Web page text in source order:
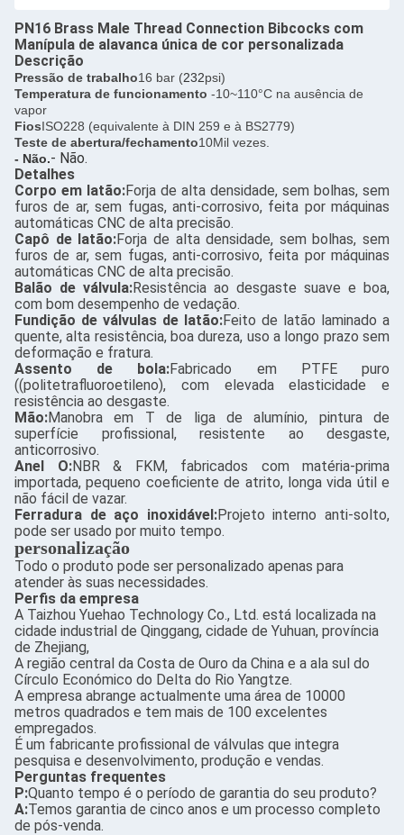
PN16 Brass Male Thread Connection Bibcocks com
Manípula de alavanca única de cor personalizada
Descrição
Pressão de trabalho16 bar (232psi)
Temperatura de funcionamento -10~110°C na ausência de
vapor
FiosISO228 (equivalente à DIN 259 e à BS2779)
Teste de abertura/fechamento10Mil vezes.
- Não.- Não.
Detalhes
Corpo em latão:Forja de alta densidade, sem bolhas, sem
furos de ar, sem fugas, anti-corrosivo, feita por máquinas
automáticas CNC de alta precisão.
Capô de latão:Forja de alta densidade, sem bolhas, sem
furos de ar, sem fugas, anti-corrosivo, feita por máquinas
automáticas CNC de alta precisão.
Balão de válvula:Resistência ao desgaste suave e boa,
com bom desempenho de vedação.
Fundição de válvulas de latão:Feito de latão laminado a
quente, alta resistência, boa dureza, uso a longo prazo sem
deformação e fratura.
Assento de bola:Fabricado em PTFE puro
((politetrafluoroetileno), com elevada elasticidade e
resistência ao desgaste.
Mão:Manobra em T de liga de alumínio, pintura de
superfície profissional, resistente ao desgaste,
anticorrosivo.
Anel O:NBR & FKM, fabricados com matéria-prima
importada, pequeno coeficiente de atrito, longa vida útil e
não fácil de vazar.
Ferradura de aço inoxidável:Projeto interno anti-solto,
pode ser usado por muito tempo.
personalização
Todo o produto pode ser personalizado apenas para
atender às suas necessidades.
Perfis da empresa
A Taizhou Yuehao Technology Co., Ltd. está localizada na
cidade industrial de Qinggang, cidade de Yuhuan, província
de Zhejiang,
A região central da Costa de Ouro da China e a ala sul do
Círculo Económico do Delta do Rio Yangtze.
A empresa abrange actualmente uma área de 10000
metros quadrados e tem mais de 100 excelentes
empregados.
É um fabricante profissional de válvulas que integra
pesquisa e desenvolvimento, produção e vendas.
Perguntas frequentes
P:Quanto tempo é o período de garantia do seu produto?
A:Temos garantia de cinco anos e um processo completo
de pós-venda.